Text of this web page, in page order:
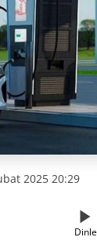
2025 20:29
Dinle